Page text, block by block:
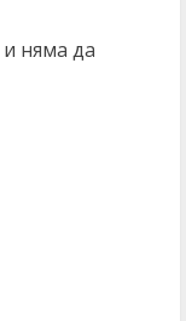
няма да